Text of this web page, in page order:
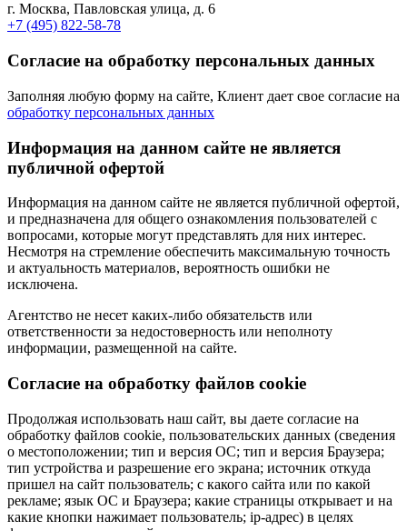
г. Москва, Павловская улица, д. 6
+7 (495) 822-58-78
Согласие на обработку персональных данных
Заполняя любую форму на сайте, Клиент дает свое согласие на
обработку персональных данных
Информация на данном сайте не является
публичной офертой
Информация на данном сайте не является публичной офертой,
и предназначена для общего ознакомления пользователей с
вопросами, которые могут представлять для них интерес.
Несмотря на стремление обеспечить максимальную точность
и актуальность материалов, вероятность ошибки не
исключена.
Агентство не несет каких-либо обязательств или
ответственности за недостоверность или неполноту
информации, размещенной на сайте.
Cогласие на обработку файлов cookie
Продолжая использовать наш сайт, вы даете согласие на
обработку файлов cookie, пользовательских данных (сведения
о местоположении; тип и версия ОС; тип и версия Браузера;
тип устройства и разрешение его экрана; источник откуда
пришел на сайт пользователь; с какого сайта или по какой
рекламе; язык ОС и Браузера; какие страницы открывает и на
какие кнопки нажимает пользователь; ip-адрес) в целях